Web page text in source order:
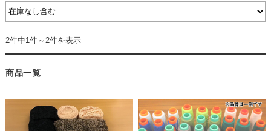
2件中1件～2件を表示
商品一覧